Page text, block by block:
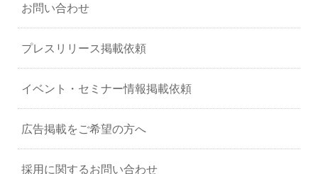
お問い合わせ
プレスリリース掲載依頼
イベント・セミナー情報掲載依頼
広告掲載をご希望の方へ
採用に関するお問い合わせ